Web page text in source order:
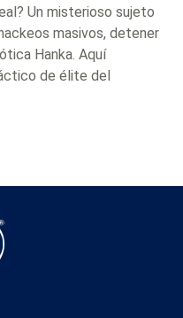
Un misterioso sujeto
masivos, detener
Hanka. Aquí
de élite del